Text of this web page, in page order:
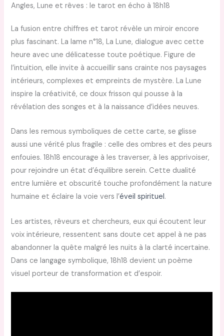
Angles, Lune et rêves : le tarot en écho à 18h18
La fusion entre chiffres et tarot révèle un miroir encore
plus fascinant. La lame n°18, La Lune, dialogue avec cette
heure avec une délicatesse toute poétique. Figure de
l’intuition, elle invite à accueillir sans crainte nos paysages
intérieurs, complexes et empreints de mystère. La Lune
inspire la créativité, ce doux frisson qui pousse à la
révélation des songes et à la naissance d’idées neuves.
Dans les remous symboliques de cette carte, se glisse
aussi une vérité plus fragile : celle des ombres et des peurs
enfouies. 18h18 encourage à les traverser, à les apprivoiser,
pour rejoindre un état d’équilibre serein. Cette dualité
entre lumière et obscurité touche profondément la nature
humaine et éclaire la voie vers l’éveil spirituel.
Les artistes, rêveurs et chercheurs, eux qui écoutent leur
voix intérieure, ressentent sans doute cet appel à ne pas
abandonner la quête malgré les nuits à la clarté incertaine.
Dans ce langage symbolique, 18h18 devient un poème
visuel porteur de transformation et d’espoir.